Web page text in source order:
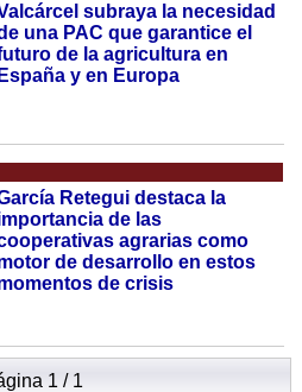
subraya la necesidad
una PAC que garantice el
de la agricultura en
España y en Europa
Retegui destaca la
de las
agrarias como
de desarrollo en estos
de crisis
1 / 1